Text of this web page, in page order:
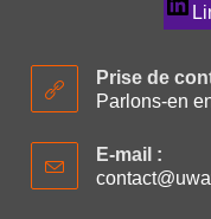
Prise de
Parlons-en
E-mail :